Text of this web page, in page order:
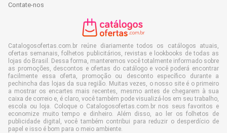
Contate-nos
Catalogosofertas.com.br reúne diariamente todos os catálogos atuais,
ofertas semanais, folhetos publicitários, revistas e lookbooks de todas as
lojas do Brasil. Dessa forma, manteremos você totalmente informado sobre
as promoções, descontos e ofertas do catálogo e você poderá encontrar
facilmente essa oferta, promoção ou desconto específico durante a
pechincha das lojas da sua região. Muitas vezes, o nosso site é o primeiro
a mostrar os encartes mais recentes, mesmo antes de chegarem à sua
caixa de correio e, é claro, você também pode visualizá-los em seu trabalho,
escola ou loja. Coloque o Catalogosofertas.com.br nos seus favoritos e
economize muito tempo e dinheiro. Além disso, ao ler os folhetos de
publicidade digital, você também contribui para reduzir o desperdício de
papel e isso é bom para o meio ambiente.